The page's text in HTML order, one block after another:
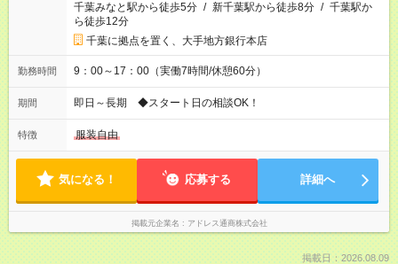
千葉みなと駅から徒歩5分 / 新千葉駅から徒歩8分 / 千葉駅か
ら徒歩12分
千葉に拠点を置く、大手地方銀行本店
勤務時間 9：00～17：00（実働7時間/休憩60分）
期間 即日～長期 ◆スタート日の相談OK！
特徴 服装自由
気になる！ 応募する 詳細へ
掲載元企業名 アドレス通商株式会社
掲載日：2026.08.09